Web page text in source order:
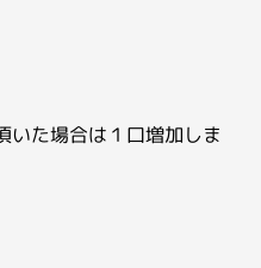
いた場合は１口増加しま